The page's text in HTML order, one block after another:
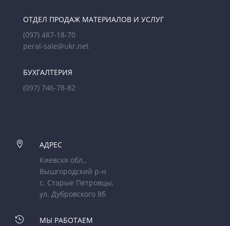
ОТДЕЛ ПРОДАЖ МАТЕРИАЛОВ И УСЛУГ
(097) 487-18-70
peral-sale@ukr.net
БУХГАЛТЕРИЯ
(097) 746-78-82

АДРЕС
Киевскя обл.,
Вышгородский р-н
с. Старые Петровцы,
ул. Дубровского 8б

МЫ РАБОТАЕМ